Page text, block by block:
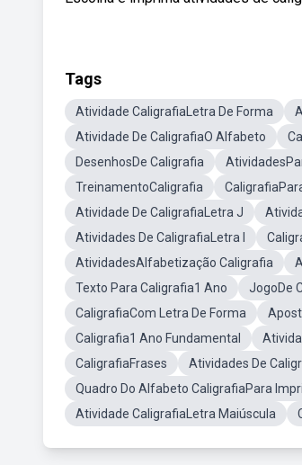
Tags
Atividade CaligrafiaLetra De Forma
Atividade De CaligrafiaO Alfabeto
DesenhosDe Caligrafia
TreinamentoCaligrafia
Atividade De CaligrafiaLetra J
Atividades De CaligrafiaLetra I
AtividadesAlfabetização Caligrafia
Texto Para Caligrafia1 Ano
JogoDe
CaligrafiaCom Letra De Forma
Caligrafia1 Ano Fundamental
CaligrafiaFrases
Atividades De
Quadro Do Alfabeto CaligrafiaPara
Atividade CaligrafiaLetra Maiúscula